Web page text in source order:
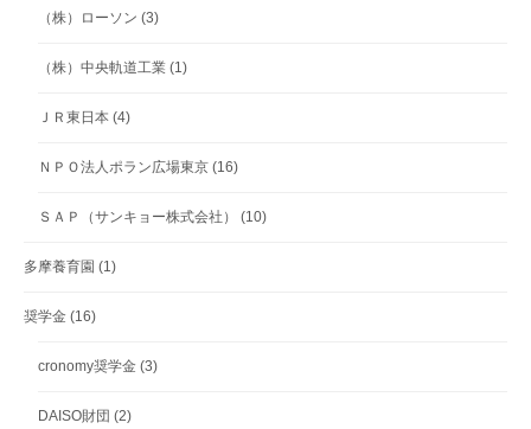
（株）ローソン (3)
（株）中央軌道工業 (1)
ＪＲ東日本 (4)
ＮＰＯ法人ポラン広場東京 (16)
ＳＡＰ（サンキョー株式会社） (10)
多摩養育園 (1)
奨学金 (16)
cronomy奨学金 (3)
DAISO財団 (2)